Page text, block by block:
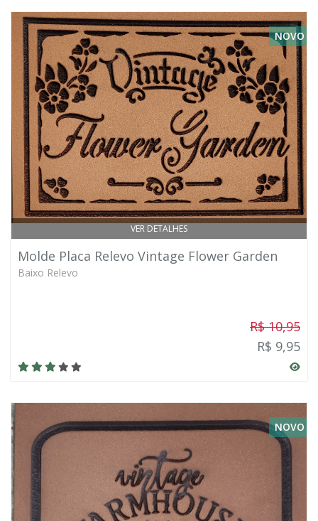
VER DETALHES
NOVO
Molde Placa Relevo Vintage Flower Garden
Baixo Relevo
R$ 10,95
R$ 9,95
NOVO